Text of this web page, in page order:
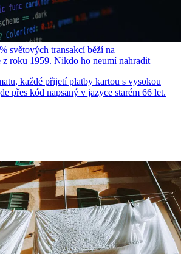
světových transakcí běží na
z roku 1959. Nikdo ho neumí nahradit
každé přijetí platby kartou s vysokou
přes kód napsaný v jazyce starém 66 let.